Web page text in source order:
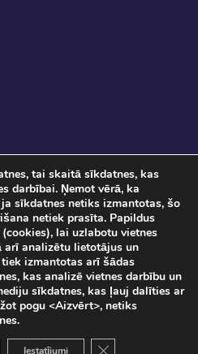
Ar savu ierašanos pasākumā, Jūs
personas datu apstrādei.
SIA "DATATEKS"
Rīga 2026
tai skaitā sīkdatnes, kas
darbībai. Ņemot vērā, ka
sīkdatnes netiks izmantotas, šo
netiek prasīta. Papildus
lai uzlabotu vietnes
arī analizētu lietotājus un
izmantotas arī šādas
kas analizē vietnes darbību un
sīkdatnes, kas ļauj dalīties ar
pogu <Aizvērt>, netiks
Iestatījumi Close GDPR